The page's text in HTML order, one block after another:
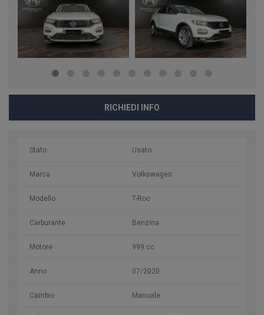
RICHIEDI INFO
Stato Usato
Marca Volkswagen
Modello T-Roc
Carburante Benzina
Motore 999 cc
Anno 07/2020
Cambio Manuale